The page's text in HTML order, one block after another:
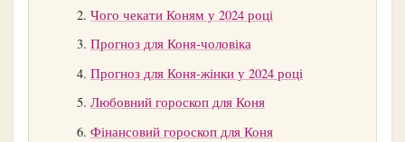
Чого чекати Коням у 2024 році
Прогноз для Коня-чоловіка
Прогноз для Коня-жінки у 2024 році
Любовний гороскоп для Коня
Фінансовий гороскоп для Коня